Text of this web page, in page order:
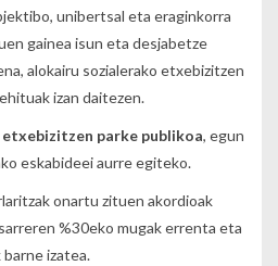
unibertsal eta eraginkorra
gainea isun eta desjabetze
alokairu sozialerako etxebizitzen
izan daitezen.
parke publikoa, egun
eskabideei aurre egiteko.
onartu zituen akordioak
%30eko mugak errenta eta
izatea.